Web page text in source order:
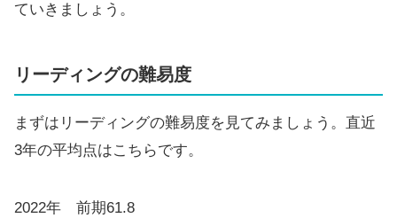
ていきましょう。
リーディングの難易度
まずはリーディングの難易度を見てみましょう。直近
3年の平均点はこちらです。
2022年 前期61.8